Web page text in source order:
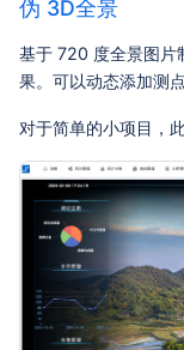
伪 3D全景
基于 720 度全景图片
果。可以动态添加测
对于简单的小项目，